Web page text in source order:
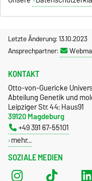
Letzte Änderung: 13.10.2023
Ansprechpartner:
SOZIALE MEDIEN
KONTAKT
Otto-von-Guericke
Abteilung Genetik und
Leipziger Str. 44; Haus91
39120 Magdeburg
+49 391 67-55101
mehr…